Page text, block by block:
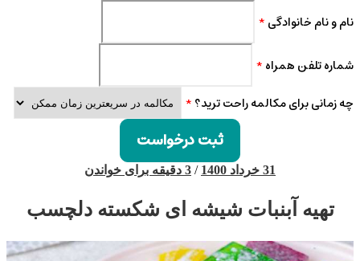
نام و نام خانوادگی *
شماره تلفن همراه *
چه زمانی برای مکالمه راحت ترید؟ *
ثبت درخواست
31 خرداد 1400 / 3 دقیقه برای خواندن
تهیه آبنبات شیشه ای شکسته دلچسب